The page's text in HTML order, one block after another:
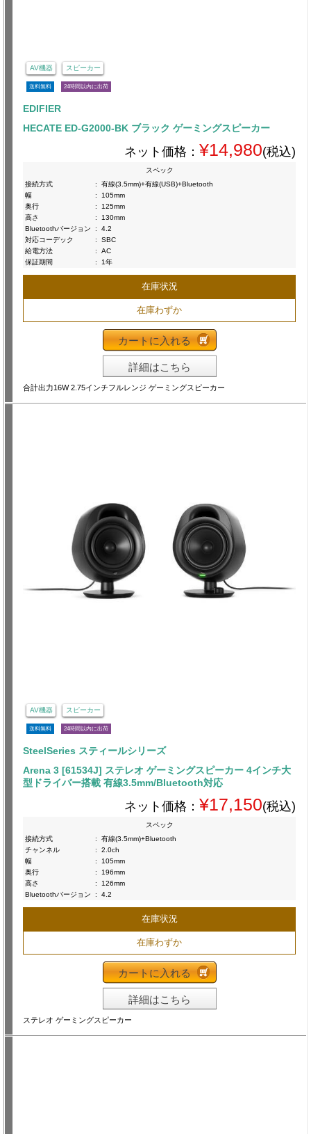
AV機器 スピーカー
送料無料 24時間以内に出荷
EDIFIER
HECATE ED-G2000-BK ブラック ゲーミングスピーカー
ネット価格： ¥14,980(税込)
スペック
接続方式
:
有線(3.5mm)+有線(USB)+Bluetooth
幅
:
105mm
奥行
:
125mm
高さ
:
130mm
Bluetoothバージョン
:
4.2
対応コーデック
:
SBC
給電方法
:
AC
保証期間
: 1年
在庫状況
在庫わずか
カートに入れる
詳細はこちら
合計出力16W 2.75インチフルレンジ ゲーミングスピーカー
AV機器 スピーカー
送料無料 24時間以内に出荷
SteelSeries スティールシリーズ
Arena 3 [61534J] ステレオ ゲーミングスピーカー 4インチ大
型ドライバー搭載 有線3.5mm/Bluetooth対応
ネット価格： ¥17,150(税込)
スペック
接続方式
:
有線(3.5mm)+Bluetooth
チャンネル
:
2.0ch
幅
:
105mm
奥行
:
196mm
高さ
:
126mm
Bluetoothバージョン
: 4.2
在庫状況
在庫わずか
カートに入れる
詳細はこちら
ステレオ ゲーミングスピーカー